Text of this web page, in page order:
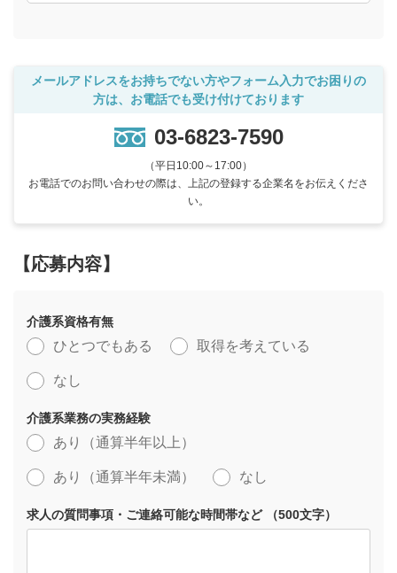
メールアドレスをお持ちでない方やフォーム入力でお困りの
方は、お電話でも受け付けております
03-6823-7590
（平日10:00～17:00）
お電話でのお問い合わせの際は、上記の登録する企業名をお伝えくださ
い。
【応募内容】
介護系資格有無
ひとつでもある 取得を考えている
なし
介護系業務の実務経験
あり（通算半年以上）
あり（通算半年未満） なし
求人の質問事項・ご連絡可能な時間帯など （500文字）